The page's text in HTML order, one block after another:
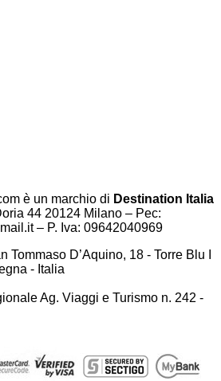
è un marchio di Destination Italia
44 20124 Milano – Pec:
– P. Iva: 09642040969
Tommaso D’Aquino, 18 - Torre Blu I
- Italia
Ag. Viaggi e Turismo n. 242 -